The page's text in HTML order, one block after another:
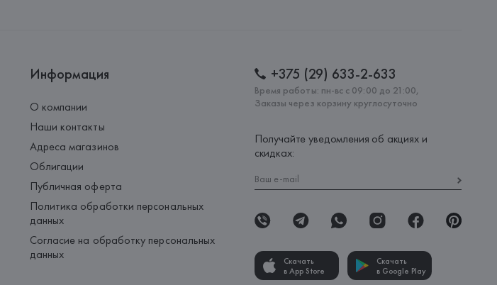
Информация
О компании
Наши контакты
Адреса магазинов
Облигации
Публичная оферта
Политика обработки персональных
данных
Согласие на обработку персональных
данных
+375 (29) 633-2-633
Время работы: пн-вс с 09:00 до 21:00,
Заказы через корзину круглосуточно
Получайте уведомления об акциях и
скидках:
Скачать
в App Store
Скачать
в Google Play